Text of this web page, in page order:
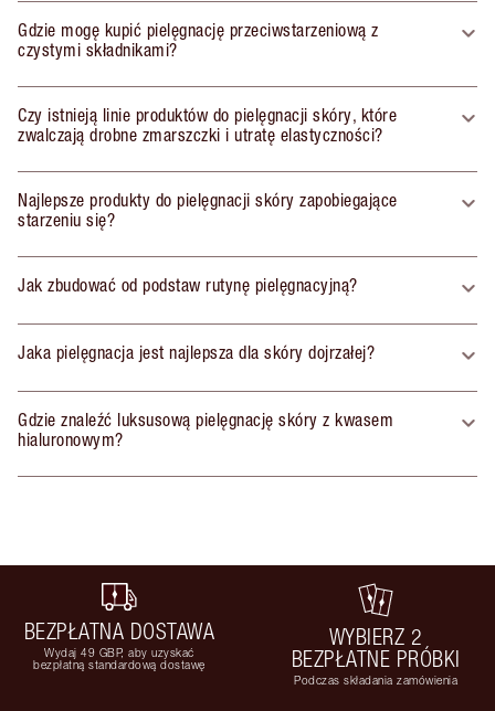
Gdzie mogę kupić pielęgnację przeciwstarzeniową z
czystymi składnikami?
Czy istnieją linie produktów do pielęgnacji skóry, które
zwalczają drobne zmarszczki i utratę elastyczności?
Najlepsze produkty do pielęgnacji skóry zapobiegające
starzeniu się?
Jak zbudować od podstaw rutynę pielęgnacyjną?
Jaka pielęgnacja jest najlepsza dla skóry dojrzałej?
Gdzie znaleźć luksusową pielęgnację skóry z kwasem
hialuronowym?
BEZPŁATNA DOSTAWA
Wydaj 49 GBP, aby uzyskać
bezpłatną standardową dostawę
WYBIERZ 2
BEZPŁATNE PRÓBKI
Podczas składania zamówienia